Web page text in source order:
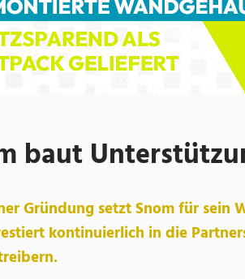
baut
Gründung setzt Snom für sein
kontinuierlich in die